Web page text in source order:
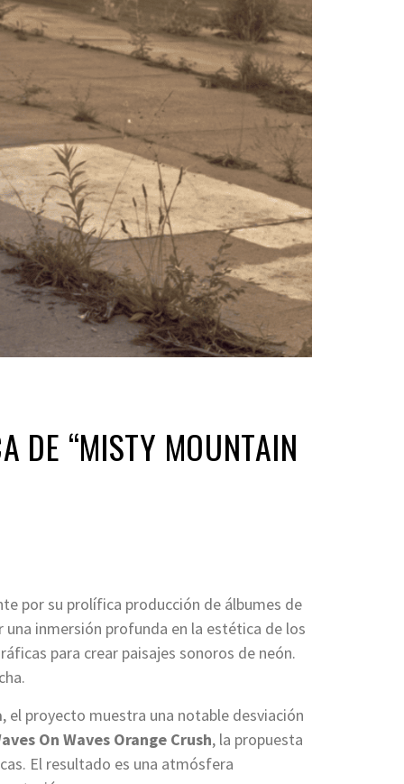
DE “MISTY MOUNTAIN
por su prolífica producción de álbumes de
inmersión profunda en la estética de los
para crear paisajes sonoros de neón.
, el proyecto muestra una notable desviación
On Waves Orange Crush, la propuesta
El resultado es una atmósfera